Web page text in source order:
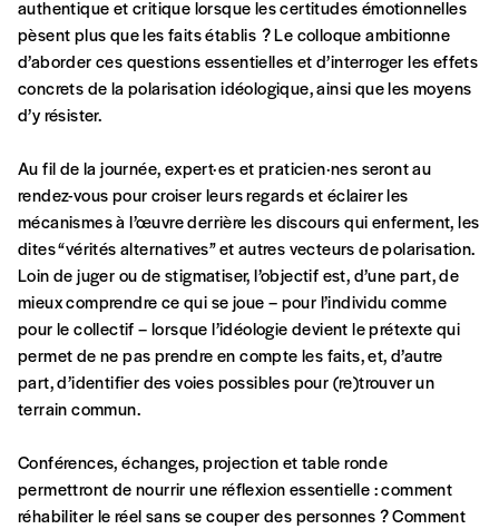
Créer un
compte
Cette valeur peut donc être inférieure, égale
ou supérieure au prix indicatif. De cette
manière, vous soutenez le travail de l’équipe
de rédaction selon vos moyens et vos
motivations.
En pratique
Vous vous abonnez pour l’année civile en
cours ou vous commandez au numéro.
Vous indiquez si vous souhaitez recevoir la
revue en format papier ou numérique.
Vous renseignez vos coordonnées.
Vous versez le montant de votre choix sur le
compteIBAN BE34 0010 7305
2190 avec en communication le numéro de
la commande renseigné dans le mail de
Imag”.
authentique et critique lorsque les certitudes émotionnelles
pèsent plus que les faits établis ? Le colloque ambitionne
d’aborder ces questions essentielles et d’interroger les effets
concrets de la polarisation idéologique, ainsi que les moyens
d’y résister.
Au fil de la journée, expert·es et praticien·nes seront au
rendez-vous pour croiser leurs regards et éclairer les
mécanismes à l’œuvre derrière les discours qui enferment, les
dites “vérités alternatives” et autres vecteurs de polarisation.
Loin de juger ou de stigmatiser, l’objectif est, d’une part, de
mieux comprendre ce qui se joue – pour l’individu comme
pour le collectif – lorsque l’idéologie devient le prétexte qui
permet de ne pas prendre en compte les faits, et, d’autre
part, d’identifier des voies possibles pour (re)trouver un
terrain commun.
Conférences, échanges, projection et table ronde
permettront de nourrir une réflexion essentielle : comment
réhabiliter le réel sans se couper des personnes ? Comment